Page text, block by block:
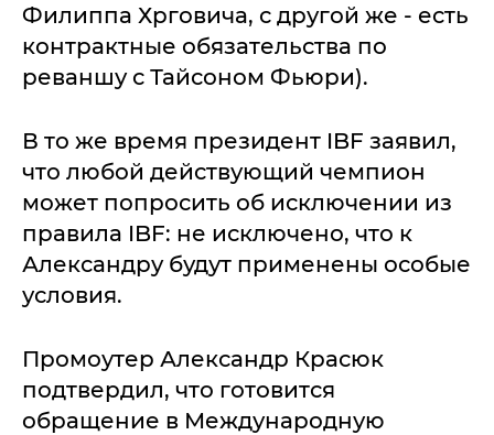
Филиппа Хрговича, с другой же - есть
контрактные обязательства по
реваншу с Тайсоном Фьюри).
В то же время президент IBF заявил,
что любой действующий чемпион
может попросить об исключении из
правила IBF: не исключено, что к
Александру будут применены особые
условия.
Промоутер Александр Красюк
подтвердил, что готовится
обращение в Международную